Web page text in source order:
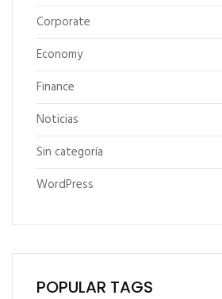
Corporate
Economy
Finance
Noticias
Sin categoría
WordPress
POPULAR TAGS